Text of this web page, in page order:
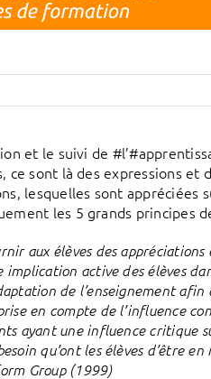
et le suivi de
ce sont là des expressions
lesquelles sont appréciées
les 5 grands principes
aux élèves des appréciations
implication active des élèves
de l’enseignement
en compte de l’influence
ayant une influence critique
qu’ont les élèves d’être
Group (1999)